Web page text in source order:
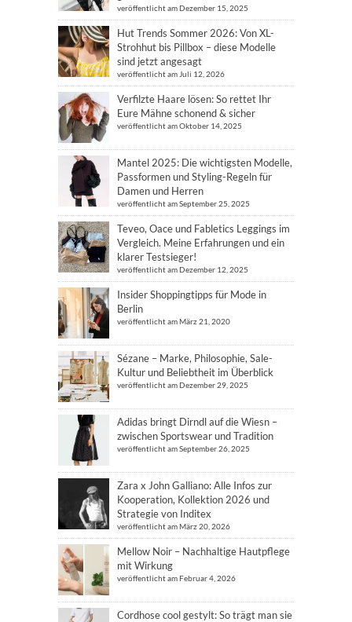
veröffentlicht am Dezember 15, 2025
Hut Trends Sommer 2026: Von XL-
Strohhut bis Pillbox – diese Modelle
sind jetzt angesagt
veröffentlicht am Juli 12, 2026
Verfilzte Haare lösen: So rettet Ihr
Eure Mähne schonend & sicher
veröffentlicht am Oktober 14, 2025
Mantel 2025: Die wichtigsten Modelle,
Passformen und Styling-Regeln für
Damen und Herren
veröffentlicht am September 25, 2025
Teveo, Oace und Fabletics Leggings im
Vergleich. Meine Erfahrungen und ein
klarer Testsieger!
veröffentlicht am Dezember 12, 2025
Insider Shoppingtipps für Mode in
Berlin
veröffentlicht am März 21, 2020
Sézane – Marke, Philosophie, Sale-
Kultur und Beliebtheit im Überblick
veröffentlicht am Dezember 29, 2025
Adidas bringt Dirndl auf die Wiesn –
zwischen Sportswear und Tradition
veröffentlicht am September 26, 2025
Zara x John Galliano: Alle Infos zur
Kooperation, Kollektion 2026 und
Strategie von Inditex
veröffentlicht am März 20, 2026
Mellow Noir – Nachhaltige Hautpflege
mit Wirkung
veröffentlicht am Februar 4, 2026
Cordhose cool gestylt: So trägt man sie